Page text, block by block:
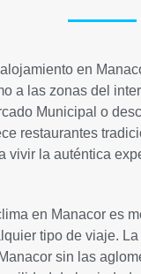
en
a las zonas del
Municipal o
restaurantes
vivir la auténtica
en Manacor es
tipo de viaje.
sin las